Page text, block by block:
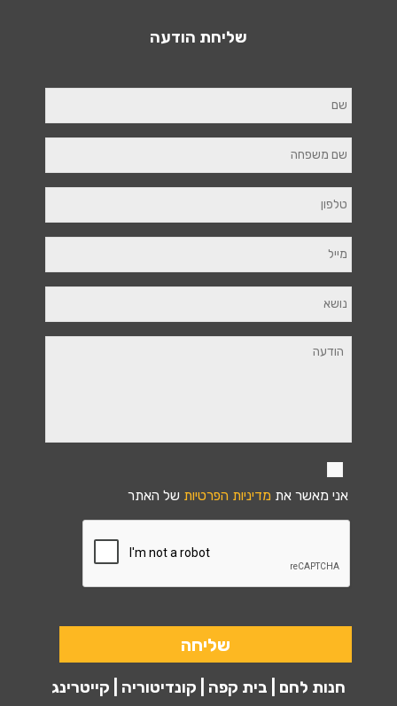
שליחת הודעה
אני מאשר את מדיניות הפרטיות של האתר
חנות לחם | בית קפה | קונדיטוריה | קייטרינג